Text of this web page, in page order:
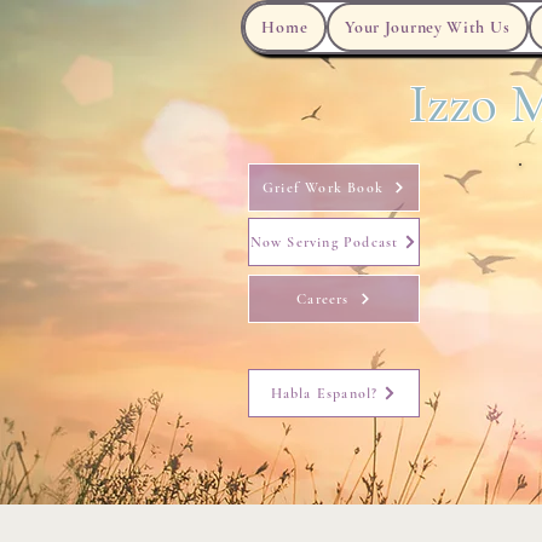
Home Your Journey With Us
Izzo
Grief Work Book
Now Serving Podcast
Careers
Habla Espanol?